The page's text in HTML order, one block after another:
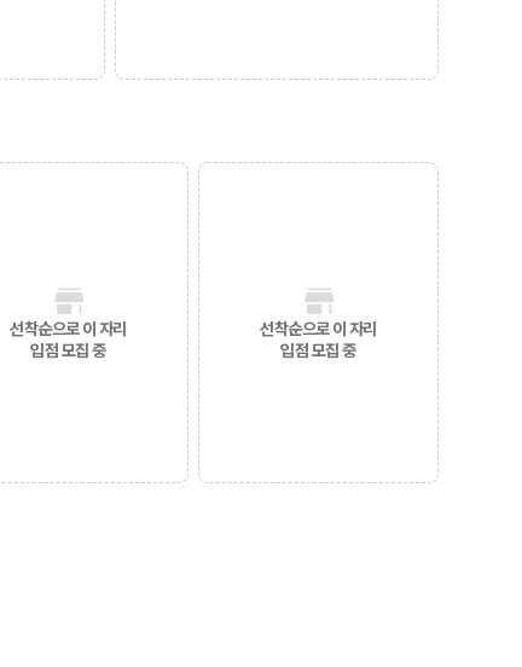
선착순으로 이 자리
입점 모집 중
선착순으로 이 자리
입점 모집 중